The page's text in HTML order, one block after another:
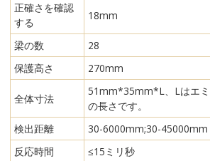
正確さを確認
する
18mm
梁の数
28
保護高さ
270mm
全体寸法
51mm*35mm*L、Lはエ
の長さです。
検出距離
30-6000mm;30-45000mm
反応時間
≤15ミリ秒